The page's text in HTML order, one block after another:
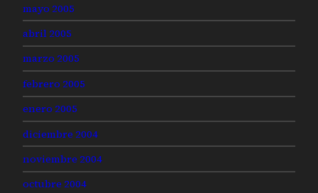
mayo 2005
abril 2005
marzo 2005
febrero 2005
enero 2005
diciembre 2004
noviembre 2004
octubre 2004